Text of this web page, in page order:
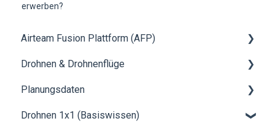
erwerben?
Airteam Fusion Plattform (AFP)
Projektbezogene Fragen
Mit Airteam arbeiten
Updates
Drohnen & Drohnenflüge
Anleitungen zu den Drohnenflügen
Qualität, Genauigkeit und Risiken beim Drohnenflug
Planungsdaten
Daten & Ergebnisse
Drohnen 1x1 (Basiswissen)